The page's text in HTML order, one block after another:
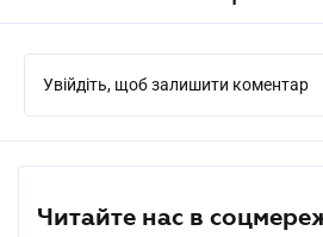
Увійдіть, щоб залишити коментар
Читайте нас в